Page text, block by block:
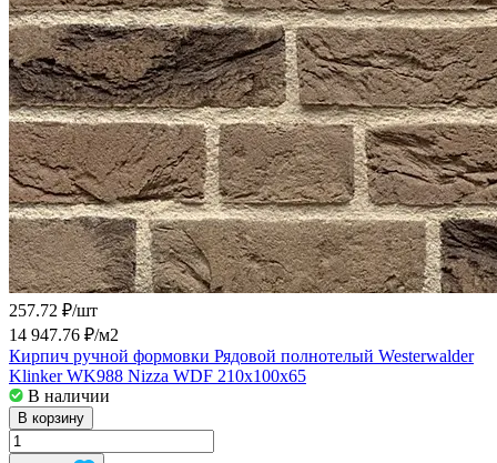
257.72 ₽/шт
14 947.76 ₽/м2
Кирпич ручной формовки Рядовой полнотелый Westerwalder
Klinker WK988 Nizza WDF 210x100x65
В наличии
В корзину